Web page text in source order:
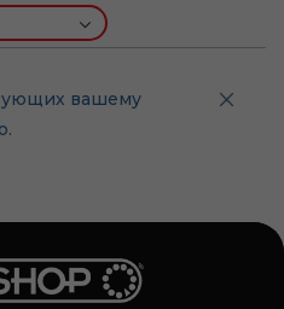
вашему